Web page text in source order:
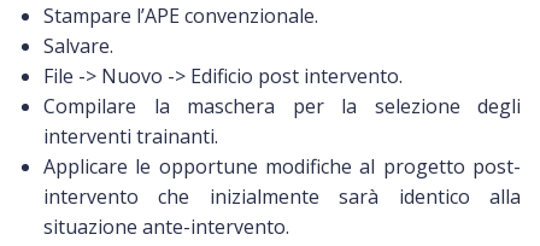
Stampare l’APE convenzionale.
Salvare.
File -> Nuovo -> Edificio post intervento.
Compilare la maschera per la selezione degli
interventi trainanti.
Applicare le opportune modifiche al progetto post-
intervento che inizialmente sarà identico alla
situazione ante-intervento.